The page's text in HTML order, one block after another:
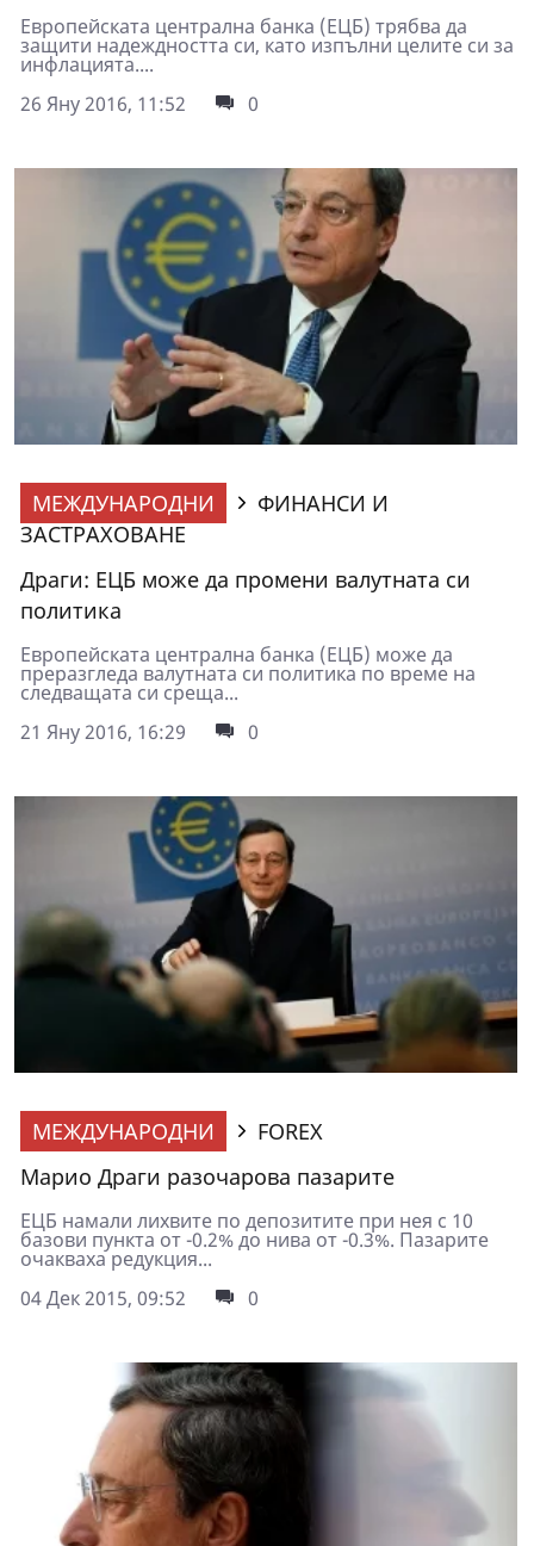
Европейската централна банка (ЕЦБ) трябва да
защити надеждността си, като изпълни целите си за
инфлацията....
26 Яну 2016, 11:52
0
МЕЖДУНАРОДНИ
ФИНАНСИ И
ЗАСТРАХОВАНЕ
Драги: ЕЦБ може да промени валутната си
политика
Европейската централна банка (ЕЦБ) може да
преразгледа валутната си политика по време на
следващата си среща...
21 Яну 2016, 16:29
0
МЕЖДУНАРОДНИ
FOREX
Марио Драги разочарова пазарите
ЕЦБ намали лихвите по депозитите при нея с 10
базови пункта от -0.2% до нива от -0.3%. Пазарите
очакваха редукция...
04 Дек 2015, 09:52
0